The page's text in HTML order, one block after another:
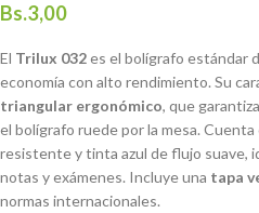
Bs.3,00
El Trilux 032es el bolígrafo estándar
economía con alto rendimiento. Su
triangular ergonómico, que
el bolígrafo ruede por la mesa.
resistente y tinta azul de flujo suave,
notas y exámenes. Incluye una tapa
normas internacionales.